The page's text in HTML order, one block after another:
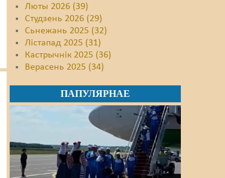
Люты 2026 (39)
Студзень 2026 (29)
Сьнежань 2025 (32)
Лістапад 2025 (31)
Кастрычнік 2025 (36)
Верасень 2025 (34)
ПАПУЛЯРНАЕ